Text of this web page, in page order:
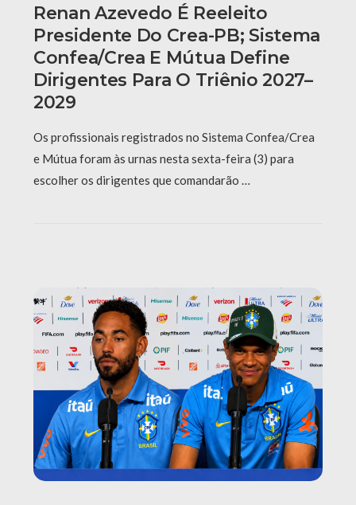
Renan Azevedo É Reeleito
Presidente Do Crea-PB; Sistema
Confea/Crea E Mútua Define
Dirigentes Para O Triênio 2027–
2029
Os profissionais registrados no Sistema Confea/Crea
e Mútua foram às urnas nesta sexta-feira (3) para
escolher os dirigentes que comandarão …